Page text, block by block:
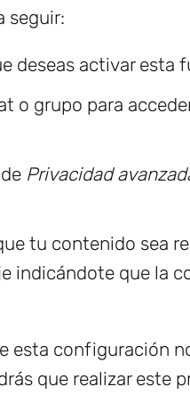
seguir:
deseas activar esta
o grupo para
Privacidad
tu contenido sea
indicándote que la
esta configuración
que realizar este